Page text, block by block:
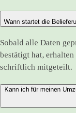
Wann startet die
Sobald alle Daten
bestätigt hat,
schriftlich mitgeteilt.
Kann ich für meinen